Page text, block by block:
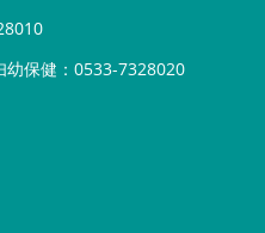
幼保健：0533-7328020